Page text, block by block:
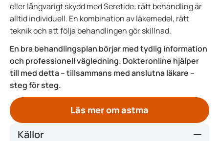
eller långvarigt skydd med Seretide: rätt behandling är
alltid individuell. En kombination av läkemedel, rätt
teknik och att följa behandlingen gör skillnad.
En bra behandlingsplan börjar med tydlig information
och professionell vägledning. Dokteronline hjälper
till med detta – tillsammans med anslutna läkare –
steg för steg.
Läs mer om astma
Källor